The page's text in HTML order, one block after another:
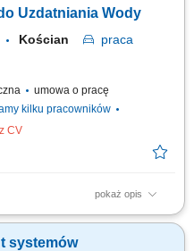
Uzdatniania Wody
Kościan
praca
umowa o pracę
kilku pracowników
CV
pokaż opis
uzdatniania i oczyszczania
systemów